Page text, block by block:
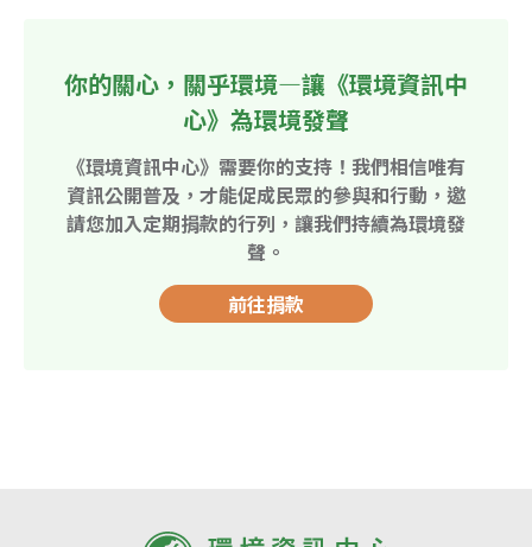
你的關心，關乎環境—讓《環境資訊中
心》為環境發聲
《環境資訊中心》需要你的支持！我們相信唯有
資訊公開普及，才能促成民眾的參與和行動，邀
請您加入定期捐款的行列，讓我們持續為環境發
聲。
前往捐款